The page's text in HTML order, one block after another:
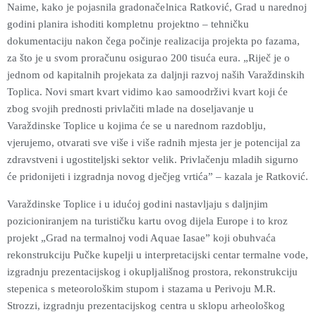
Naime, kako je pojasnila gradonačelnica Ratković, Grad u narednoj
godini planira ishoditi kompletnu projektno – tehničku
dokumentaciju nakon čega počinje realizacija projekta po fazama,
za što je u svom proračunu osigurao 200 tisuća eura. „Riječ je o
jednom od kapitalnih projekata za daljnji razvoj naših Varaždinskih
Toplica. Novi smart kvart vidimo kao samoodrživi kvart koji će
zbog svojih prednosti privlačiti mlade na doseljavanje u
Varaždinske Toplice u kojima će se u narednom razdoblju,
vjerujemo, otvarati sve više i više radnih mjesta jer je potencijal za
zdravstveni i ugostiteljski sektor velik. Privlačenju mladih sigurno
će pridonijeti i izgradnja novog dječjeg vrtića” – kazala je Ratković.
Varaždinske Toplice i u idućoj godini nastavljaju s daljnjim
pozicioniranjem na turističku kartu ovog dijela Europe i to kroz
projekt „Grad na termalnoj vodi Aquae Iasae” koji obuhvaća
rekonstrukciju Pučke kupelji u interpretacijski centar termalne vode,
izgradnju prezentacijskog i okupljališnog prostora, rekonstrukciju
stepenica s meteorološkim stupom i stazama u Perivoju M.R.
Strozzi, izgradnju prezentacijskog centra u sklopu arheološkog